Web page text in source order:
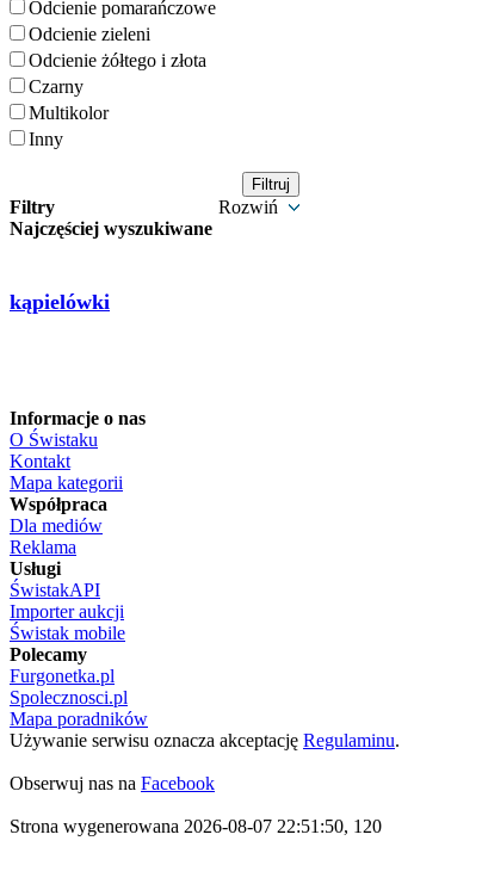
Odcienie pomarańczowe
Odcienie zieleni
Odcienie żółtego i złota
Czarny
Multikolor
Inny
Filtry
Rozwiń
Najczęściej wyszukiwane
kąpielówki
Informacje o nas
O Świstaku
Kontakt
Mapa kategorii
Współpraca
Dla mediów
Reklama
Usługi
ŚwistakAPI
Importer aukcji
Świstak mobile
Polecamy
Furgonetka.pl
Spolecznosci.pl
Mapa poradników
Używanie serwisu oznacza akceptację Regulaminu.
Obserwuj nas na Facebook
Strona wygenerowana 2026-08-07 22:51:50, 120